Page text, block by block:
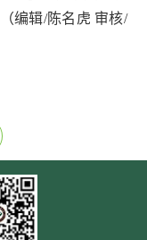
编辑/陈名虎 审核/